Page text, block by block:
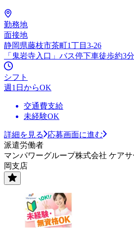
勤務地
面接地
静岡県藤枝市茶町1丁目3-26
「鬼岩寺入口」バス停下車徒歩約3分
シフト
週1日からOK
交通費支給
未経験OK
詳細を見る
応募画面に進む
派遣労働者
マンパワーグループ株式会社 ケア
岡支店